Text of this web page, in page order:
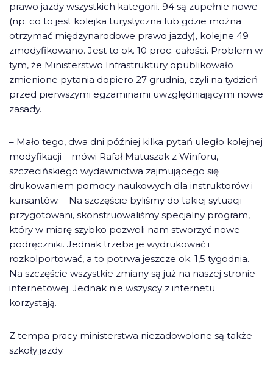
prawo jazdy wszystkich kategorii. 94 są zupełnie nowe
(np. co to jest kolejka turystyczna lub gdzie można
otrzymać międzynarodowe prawo jazdy), kolejne 49
zmodyfikowano. Jest to ok. 10 proc. całości. Problem w
tym, że Ministerstwo Infrastruktury opublikowało
zmienione pytania dopiero 27 grudnia, czyli na tydzień
przed pierwszymi egzaminami uwzględniającymi nowe
zasady.
– Mało tego, dwa dni później kilka pytań uległo kolejnej
modyfikacji – mówi Rafał Matuszak z Winforu,
szczecińskiego wydawnictwa zajmującego się
drukowaniem pomocy naukowych dla instruktorów i
kursantów. – Na szczęście byliśmy do takiej sytuacji
przygotowani, skonstruowaliśmy specjalny program,
który w miarę szybko pozwoli nam stworzyć nowe
podręczniki. Jednak trzeba je wydrukować i
rozkolportować, a to potrwa jeszcze ok. 1,5 tygodnia.
Na szczęście wszystkie zmiany są już na naszej stronie
internetowej. Jednak nie wszyscy z internetu
korzystają.
Z tempa pracy ministerstwa niezadowolone są także
szkoły jazdy.